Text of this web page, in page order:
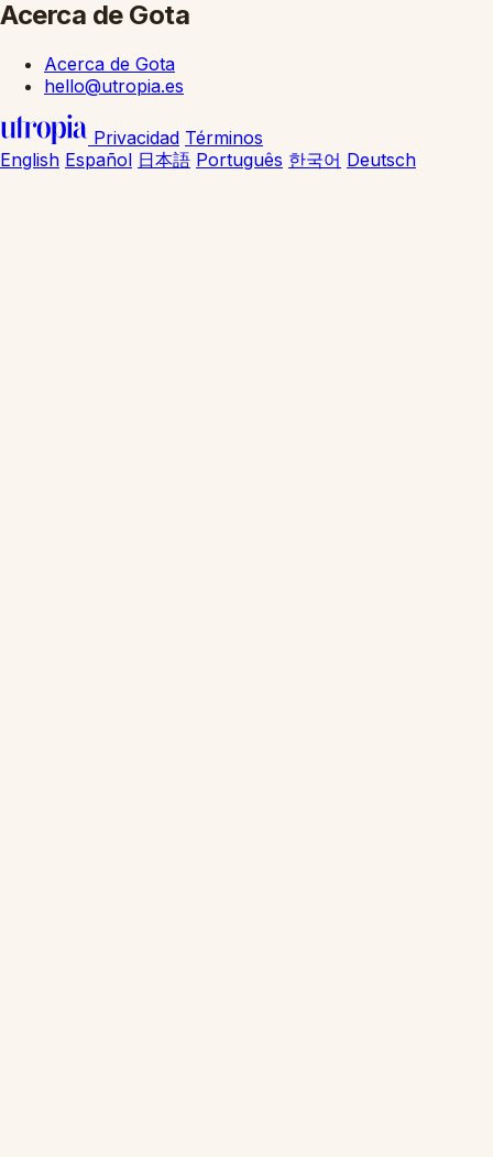
Acerca de Gota
Acerca de Gota
hello@utropia.es
Privacidad Términos
English Español 日本語 Português 한국어 Deutsch